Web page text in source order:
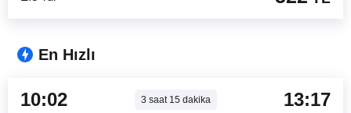
En Hızlı
10:02 3 saat15dakika 13:17